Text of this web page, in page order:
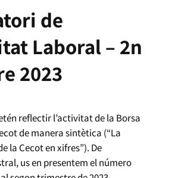
de
Laboral – 2n
2023
reflectir l’activitat de la Borsa
de manera sintètica (“La
la Cecot en xifres”). De
us en presentem el número